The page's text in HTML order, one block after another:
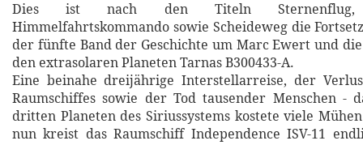
Dies ist nach den Titeln Sternenflug,
Himmelfahrtskommando sowie Scheideweg die
der fünfte Band der Geschichte um Marc Ewert und
den extrasolaren Planeten Tarnas B300433-A.
Eine beinahe dreijährige Interstellarreise, der
Raumschiffes sowie der Tod tausender Menschen -
dritten Planeten des Siriussystems kostete viele
nun kreist das Raumschiff Independence ISV-11